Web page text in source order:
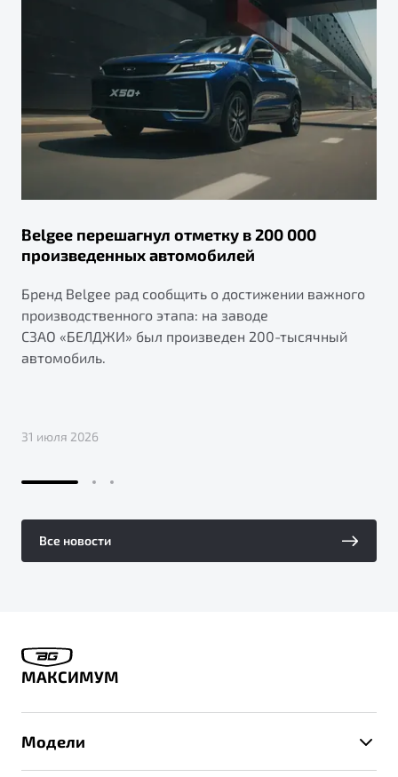
Belgee перешагнул отметку в 200 000
произведенных автомобилей
Бренд Belgee рад сообщить о достижении важного
производственного этапа: на заводе
СЗАО «БЕЛДЖИ» был произведен 200-тысячный
автомобиль.
31 июля 2026
Все новости
МАКСИМУМ
Модели